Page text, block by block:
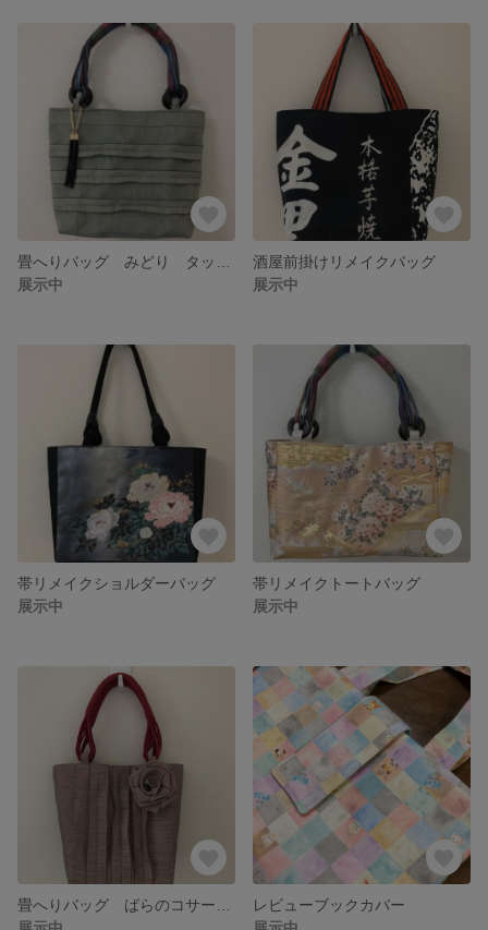
展示中
酒屋前掛けリメイクバッグ
展示中
帯リメイクショルダーバッグ
展示中
帯リメイクトートバッグ
展示中
レビューブックカバー